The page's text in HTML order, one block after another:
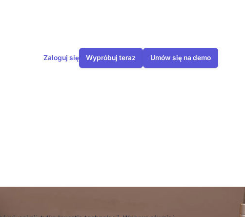
Zaloguj się Wypróbuj teraz Umów się na demo